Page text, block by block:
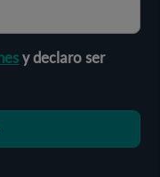
y declaro ser